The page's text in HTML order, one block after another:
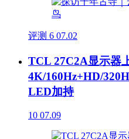
评测 6 07.02
TCL 27C2A显示器
4K/160Hz+HD/
LED加持
10 07.09